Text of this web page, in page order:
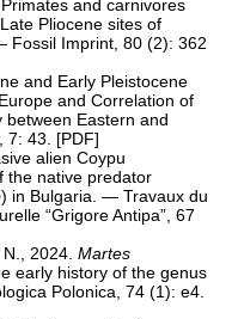
and carnivores
Pliocene sites of
Fossil Imprint, 80 (2): 362
and Early Pleistocene
and Correlation of
between Eastern and
7: 43. [PDF]
alien Coypu
the native predator
) in Bulgaria. — Travaux du
“Grigore Antipa”, 67
2024. Martes
early history of the genus
Polonica, 74 (1): e4.